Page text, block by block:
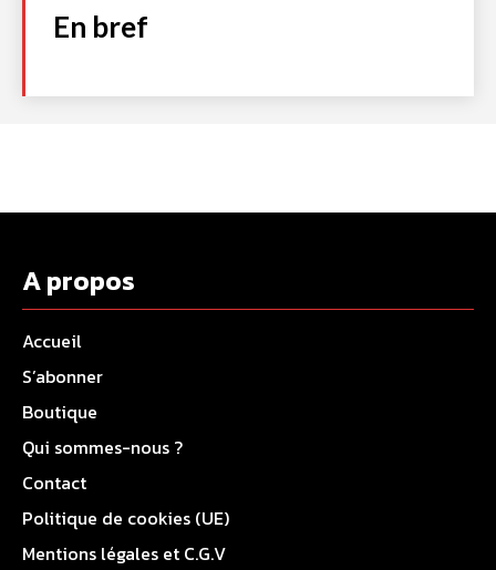
En bref
A propos
Accueil
S’abonner
Boutique
Qui sommes-nous ?
Contact
Politique de cookies (UE)
Mentions légales et C.G.V